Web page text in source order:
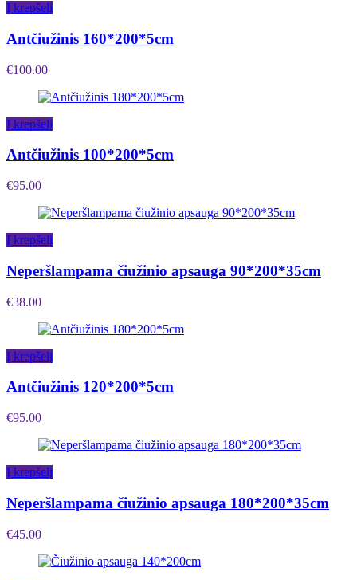
Į krepšelį
Antčiužinis 160*200*5cm
€100.00
Į krepšelį
Antčiužinis 100*200*5cm
€95.00
Į krepšelį
Neperšlampama čiužinio apsauga 90*200*35cm
€38.00
Į krepšelį
Antčiužinis 120*200*5cm
€95.00
Į krepšelį
Neperšlampama čiužinio apsauga 180*200*35cm
€45.00